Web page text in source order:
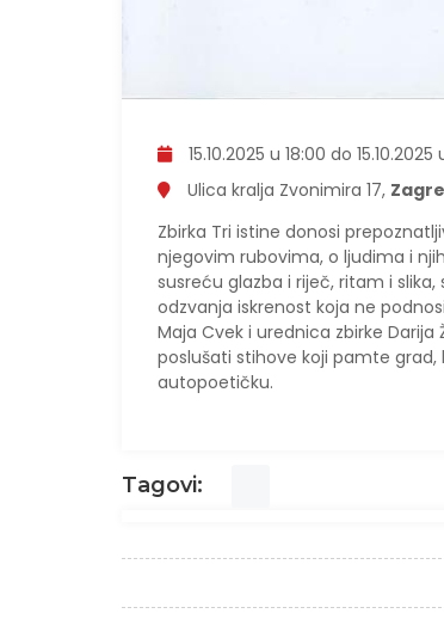
15.10.2025 u 18:00 do 15.10.2025
Ulica kralja Zvonimira 17,
Zbirka Tri istine donosi
njegovim rubovima, o ljudima i
susreću glazba i riječ, ritam i
odzvanja iskrenost koja ne
Maja Cvek i urednica zbirke
poslušati stihove koji pamte grad,
autopoetičku.
Tagovi: